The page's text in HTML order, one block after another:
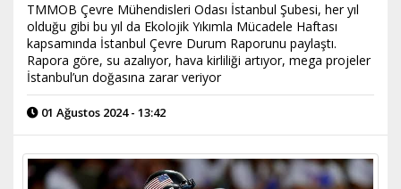
TMMOB Çevre Mühendisleri Odası İstanbul Şubesi, her yıl
olduğu gibi bu yıl da Ekolojik Yıkımla Mücadele Haftası
kapsamında İstanbul Çevre Durum Raporunu paylaştı.
Rapora göre, su azalıyor, hava kirliliği artıyor, mega projeler
İstanbul’un doğasına zarar veriyor
01 Ağustos 2024 - 13:42